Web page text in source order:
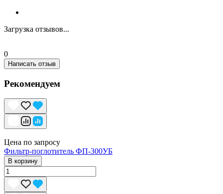
Загрузка отзывов...
0
Написать отзыв
Рекомендуем
Цена по запросу
Фильтр-поглотитель ФП-300УБ
В корзину